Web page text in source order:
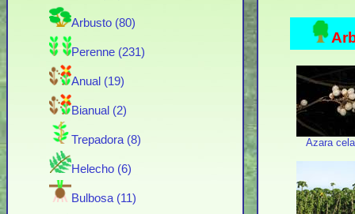
Arbusto (80)
Perenne (231)
Anual (19)
Bianual (2)
Trepadora (8)
Helecho (6)
Bulbosa (11)
Azara